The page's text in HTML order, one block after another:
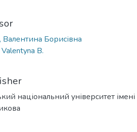
Валентина Борисівна
B.
національний університет імені